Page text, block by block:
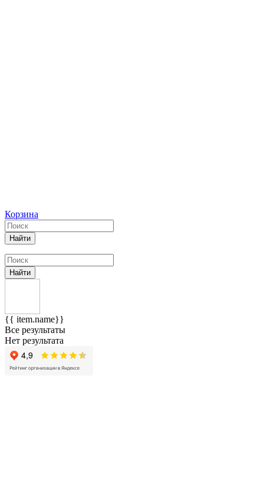
Корзина
Найти
Найти
{{ item.name}}
Все результаты
Нет результата